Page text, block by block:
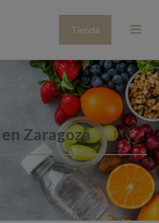
Tienda
Zaragoza